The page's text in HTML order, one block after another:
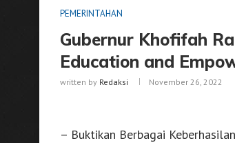
PEMERINTAHAN
Gubernur Khofifah
Education and
written by Redaksi November 26, 2022
– Buktikan Berbagai